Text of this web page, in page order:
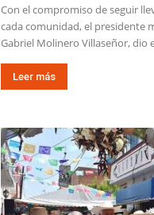
Con el compromiso de seguir
cada comunidad, el presidente
Gabriel Molinero Villaseñor, dio
Leer más